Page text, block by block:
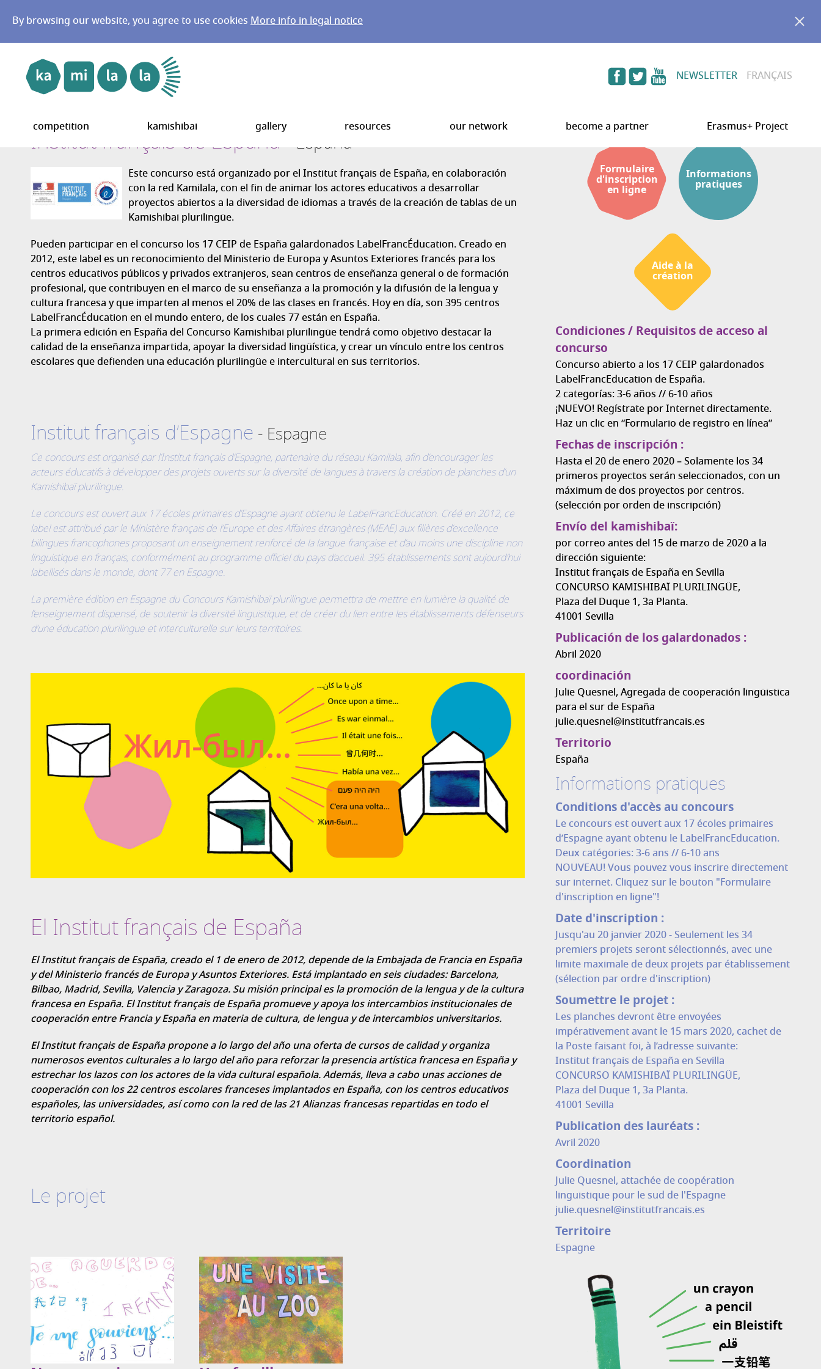
By browsing our website, you agree to use cookiesMore info in legal notice
Go to main menu
Go to content
NEWSLETTER
FRANÇAIS
competition kamishibai gallery resources our network become a partner Erasmus+ Project
Institut français de España España
Este concurso está organizado por el Institut français de España, en colaboración
con la red Kamilala, con el fin de animar los actores educativos a desarrollar
proyectos abiertos a la diversidad de idiomas a través de la creación de tablas de un
Kamishibai plurilingüe.
Pueden participar en el concurso los 17 CEIP de España galardonados LabelFrancÉducation. Creado en
2012, este label es un reconocimiento del Ministerio de Europa y Asuntos Exteriores francés para los
centros educativos públicos y privados extranjeros, sean centros de enseñanza general o de formación
profesional, que contribuyen en el marco de su enseñanza a la promoción y la difusión de la lengua y
cultura francesa y que imparten al menos el 20% de las clases en francés. Hoy en día, son 395 centros
LabelFrancÉducation en el mundo entero, de los cuales 77 están en España.
La primera edición en España del Concurso Kamishibai plurilingüe tendrá como objetivo destacar la
calidad de la enseñanza impartida, apoyar la diversidad lingüística, y crear un vínculo entre los centros
escolares que defienden una educación plurilingüe e intercultural en sus territorios.
Institut français d’Espagne Espagne
Ce concours est organisé par l’Institut français d’Espagne, partenaire du réseau Kamilala, afin d’encourager les
acteurs éducatifs à développer des projets ouverts sur la diversité de langues à travers la création de planches d’un
Kamishibaï plurilingue.
Le concours est ouvert aux 17 écoles primaires d’Espagne ayant obtenu le LabelFrancEducation. Créé en 2012, ce
label est attribué par le Ministère français de l’Europe et des Affaires étrangères (MEAE) aux filières d’excellence
bilingues francophones proposant un enseignement renforcé de la langue française et d’au moins une discipline non
linguistique en français, conformément au programme officiel du pays d’accueil. 395 établissements sont aujourd’hui
labellisés dans le monde, dont 77 en Espagne.
La première édition en Espagne du Concours Kamishibaï plurilingue permettra de mettre en lumière la qualité de
l’enseignement dispensé, de soutenir la diversité linguistique, et de créer du lien entre les établissements défenseurs
d’une éducation plurilingue et interculturelle sur leurs territoires.
El Institut français de España
El Institut français de España, creado el 1 de enero de 2012, depende de la Embajada de Francia en España
y del Ministerio francés de Europa y Asuntos Exteriores. Está implantado en seis ciudades: Barcelona,
Bilbao, Madrid, Sevilla, Valencia y Zaragoza. Su misión principal es la promoción de la lengua y de la cultura
francesa en España. El Institut français de España promueve y apoya los intercambios institucionales de
cooperación entre Francia y España en materia de cultura, de lengua y de intercambios universitarios.
El Institut français de España propone a lo largo del año una oferta de cursos de calidad y organiza
numerosos eventos culturales a lo largo del año para reforzar la presencia artística francesa en España y
estrechar los lazos con los actores de la vida cultural española. Además, lleva a cabo unas acciones de
cooperación con los 22 centros escolares franceses implantados en España, con los centros educativos
españoles, las universidades, así como con la red de las 21 Alianzas francesas repartidas en todo el
territorio español.
Le projet
Formulaire
d'inscription
en ligne
Informations
pratiques
Aide à la
création
Condiciones / Requisitos de acceso al
concurso
Concurso abierto a los 17 CEIP galardonados
LabelFrancEducation de España.
2 categorías: 3-6 años // 6-10 años
¡NUEVO! Regístrate por Internet directamente.
Haz un clic en “Formulario de registro en línea”
Fechas de inscripción :
Hasta el 20 de enero 2020 – Solamente los 34
primeros proyectos serán seleccionados, con un
máximum de dos proyectos por centros.
(selección por orden de inscripción)
Envío del kamishibaï:
por correo antes del 15 de marzo de 2020 a la
dirección siguiente:
Institut français de España en Sevilla
CONCURSO KAMISHIBAÏ PLURILINGÜE,
Plaza del Duque 1, 3a Planta.
41001 Sevilla
Publicación de los galardonados :
Abril 2020
coordinación
Julie Quesnel, Agregada de cooperación lingüistica
para el sur de España
julie.quesnel@institutfrancais.es
Territorio
España
Informations pratiques
Conditions d'accès au concours
Le concours est ouvert aux 17 écoles primaires
d’Espagne ayant obtenu le LabelFrancEducation.
Deux catégories: 3-6 ans // 6-10 ans
NOUVEAU! Vous pouvez vous inscrire directement
sur internet. Cliquez sur le bouton "Formulaire
d'inscription en ligne"!
Date d'inscription :
Jusqu'au 20 janvier 2020 - Seulement les 34
premiers projets seront sélectionnés, avec une
limite maximale de deux projets par établissement
(sélection par ordre d'inscription)
Soumettre le projet :
Les planches devront être envoyées
impérativement avant le 15 mars 2020, cachet de
la Poste faisant foi, à l’adresse suivante:
Institut français de España en Sevilla
CONCURSO KAMISHIBAÏ PLURILINGÜE,
Plaza del Duque 1, 3a Planta.
41001 Sevilla
Publication des lauréats :
Avril 2020
Coordination
Julie Quesnel, attachée de coopération
linguistique pour le sud de l'Espagne
julie.quesnel@institutfrancais.es
Territoire
Espagne